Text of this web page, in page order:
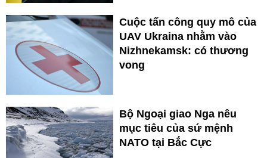
Cuộc tấn công quy mô của
UAV Ukraina nhằm vào
Nizhnekamsk: có thương
vong
Bộ Ngoại giao Nga nêu
mục tiêu của sứ mệnh
NATO tại Bắc Cực